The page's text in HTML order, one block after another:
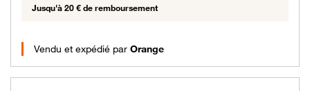
Jusqu'à 20 € de remboursement
Vendu et expédié par Orange